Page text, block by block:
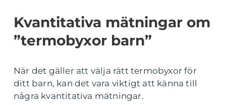
Kvantitativa mätningar om
”termobyxor barn”
När det gäller att välja rätt termobyxor för
ditt barn, kan det vara viktigt att känna till
några kvantitativa mätningar.